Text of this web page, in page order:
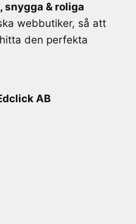
snygga & roliga
webbutiker, så att
den perfekta
AB